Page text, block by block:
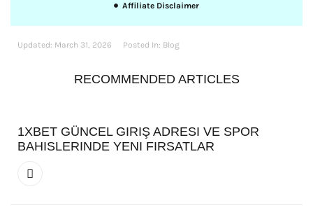
Affiliate Disclaimer
Updated: March 31, 2026 Posted In: Blog
RECOMMENDED ARTICLES
1XBET GÜNCEL GIRIŞ ADRESI VE SPOR
BAHISLERINDE YENI FIRSATLAR